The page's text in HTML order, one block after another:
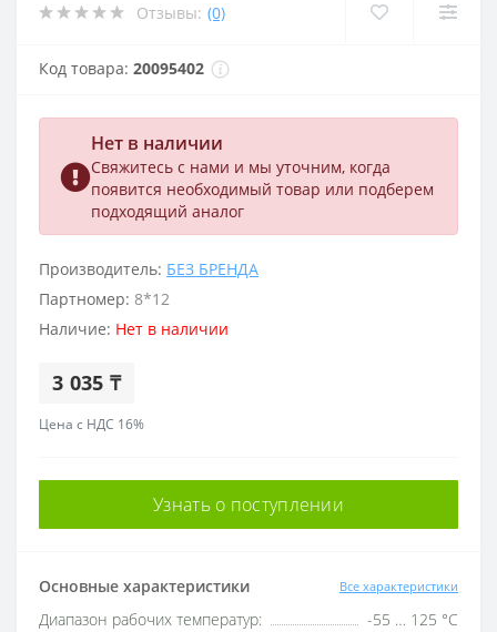
Отзывы: (0)
Код товара: 20095402
Нет в наличии
Свяжитесь с нами и мы уточним, когда
появится необходимый товар или подберем
подходящий аналог
Производитель: БЕЗ БРЕНДА
Партномер: 8*12
Наличие: Нет в наличии
3 035 ₸
Цена с НДС 16%
Узнать о поступлении
Основные характеристики Все характеристики
Диапазон рабочих температур:
-55 … 125 °C